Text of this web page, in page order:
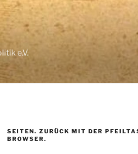
e.V.
SEITEN. ZURÜCK MIT DER
BROWSER.